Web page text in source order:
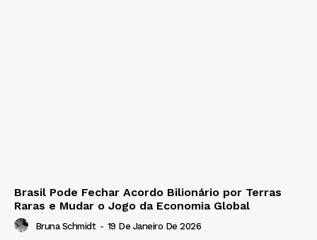
Brasil Pode Fechar Acordo Bilionário por Terras
Raras e Mudar o Jogo da Economia Global
Bruna Schmidt - 19 De Janeiro De 2026